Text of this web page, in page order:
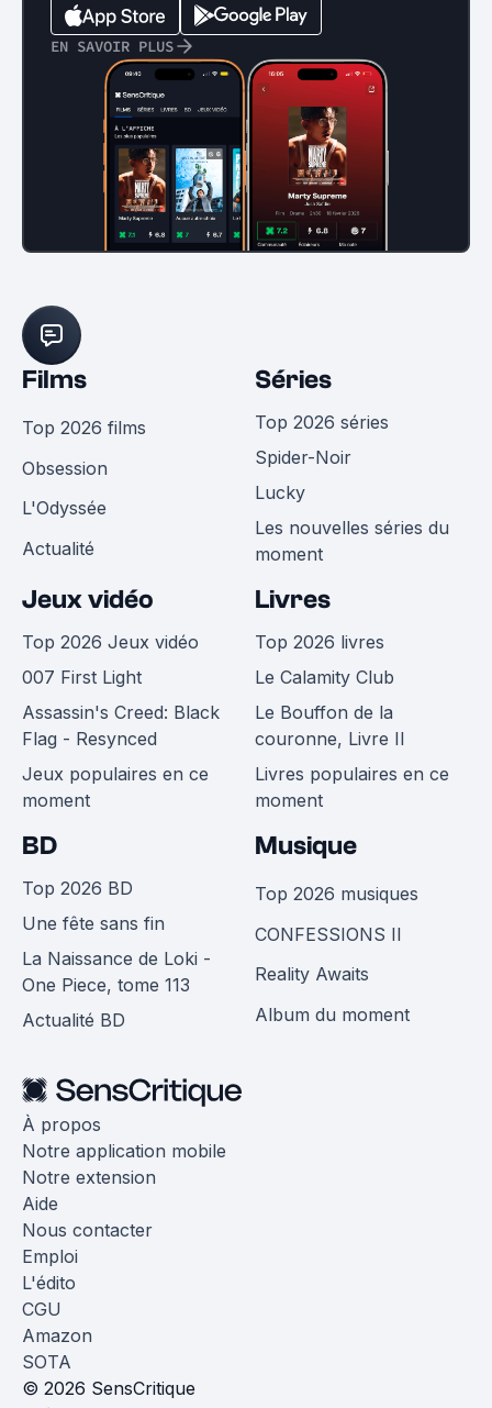
EN SAVOIR PLUS
Films
Top 2026 films
Obsession
L'Odyssée
Actualité
Séries
Top 2026 séries
Spider-Noir
Lucky
Les nouvelles séries du
moment
Jeux vidéo
Top 2026 Jeux vidéo
007 First Light
Assassin's Creed: Black
Flag - Resynced
Jeux populaires en ce
moment
Livres
Top 2026 livres
Le Calamity Club
Le Bouffon de la
couronne, Livre II
Livres populaires en ce
moment
BD
Top 2026 BD
Une fête sans fin
La Naissance de Loki -
One Piece, tome 113
Actualité BD
Musique
Top 2026 musiques
CONFESSIONS II
Reality Awaits
Album du moment
À propos
Notre application mobile
Notre extension
Aide
Nous contacter
Emploi
L'édito
CGU
Amazon
SOTA
© 2026 SensCritique